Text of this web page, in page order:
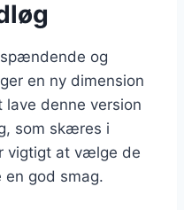
og
en ny dimension
lave denne version
som skæres i
vigtigt at vælge de
god smag.